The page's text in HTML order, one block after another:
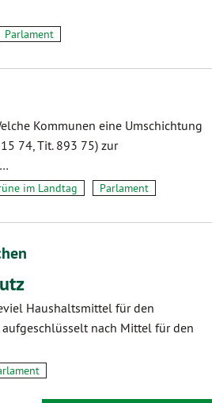
Parlament
Kommunen eine Umschichtung
74, Tit. 893 75) zur
im Landtag Parlament
Haushaltsmittel für den
nach Mittel für den